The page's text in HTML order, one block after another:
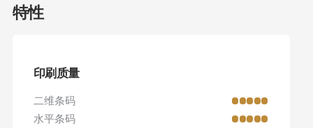
特性
印刷质量
二维条码
水平条码